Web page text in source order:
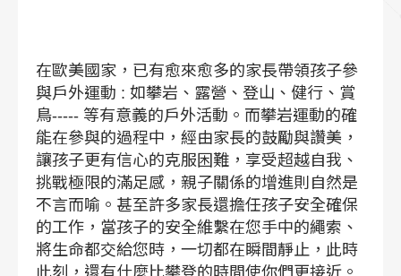
在歐美國家，已有愈來愈多的家長帶領孩子參
與戶外運動 : 如攀岩、露營、登山、健行、賞
鳥----- 等有意義的戶外活動。而攀岩運動的確
能在參與的過程中，經由家長的鼓勵與讚美，
讓孩子更有信心的克服困難，享受超越自我、
挑戰極限的滿足感，親子關係的增進則自然是
不言而喻。甚至許多家長還擔任孩子安全確保
的工作，當孩子的安全維繫在您手中的繩索、
將生命都交給您時，一切都在瞬間靜止，此時
此刻，還有什麼比攀登的時間使你們更接近。